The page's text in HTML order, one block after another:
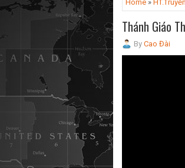
Home »
Thánh Giáo
By Cao Đài